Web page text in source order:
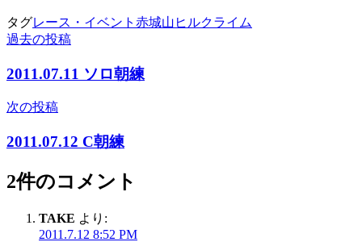
タグレース・イベント 赤城山ヒルクライム
投
稿
ビ
ゲ
ー
シ
過去の投稿
2011.07.11 ソロ朝練
次の投稿
2011.07.12 C朝練
2件のコメント
TAKE より:
2011.7.12 8:52 PM